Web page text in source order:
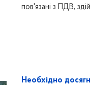
пов'язані з ПДВ,
Необхідно